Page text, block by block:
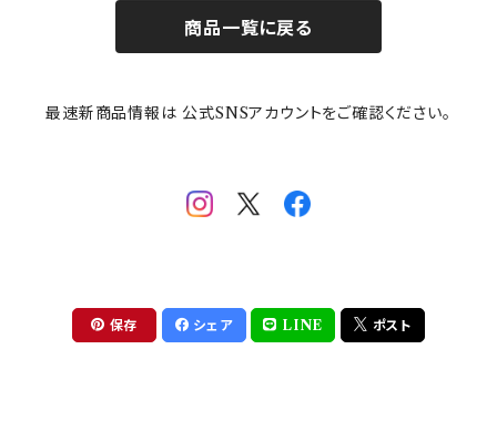
mofusand（モフサンド）
mofsand×日比谷花壇
ちびまる子ちゃんandクレヨンしんちゃん
HANAE MORI(ハナエモリ)
THE BEATLES(ザ・ビートルズ)
【山加商店×yaeko】migratory bird
隅切り重箱
HAPPY DINING(ハッピーダイニング)
メイメイウェア
SoSo(ソソ）
商品一覧に戻る
最速新商品情報は 公式SNSアカウントをご確認ください。
保存 シェア LINE ポスト